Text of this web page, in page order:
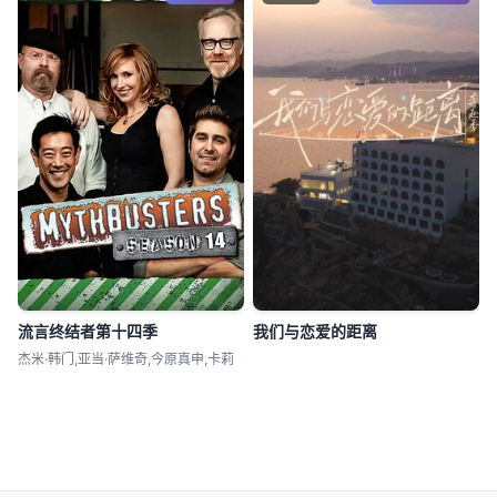
流言终结者第十四季
杰米·韩门,亚当·萨维奇,今原真申,卡莉
我们与恋爱的距离